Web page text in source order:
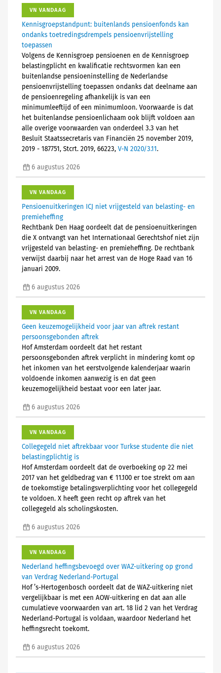
VN VANDAAG
Kennisgroepstandpunt: buitenlands pensioenfonds kan
ondanks toetredingsdrempels pensioenvrijstelling
toepassen
Volgens de Kennisgroep pensioenen en de Kennisgroep
belastingplicht en kwalificatie rechtsvormen kan een
buitenlandse pensioeninstelling de Nederlandse
pensioenvrijstelling toepassen ondanks dat deelname aan
de pensioenregeling afhankelijk is van een
minimumleeftijd of een minimumloon. Voorwaarde is dat
het buitenlandse pensioenlichaam ook blijft voldoen aan
alle overige voorwaarden van onderdeel 3.3 van het
Besluit Staatssecretaris van Financiën 25 november 2019,
2019 - 187751, Stcrt. 2019, 66223, V-N 2020/3.11.
6 augustus 2026
VN VANDAAG
Pensioenuitkeringen ICJ niet vrijgesteld van belasting- en
premieheffing
Rechtbank Den Haag oordeelt dat de pensioenuitkeringen
die X ontvangt van het Internationaal Gerechtshof niet zijn
vrijgesteld van belasting- en premieheffing. De rechtbank
verwijst daarbij naar het arrest van de Hoge Raad van 16
januari 2009.
6 augustus 2026
VN VANDAAG
Geen keuzemogelijkheid voor jaar van aftrek restant
persoonsgebonden aftrek
Hof Amsterdam oordeelt dat het restant
persoonsgebonden aftrek verplicht in mindering komt op
het inkomen van het eerstvolgende kalenderjaar waarin
voldoende inkomen aanwezig is en dat geen
keuzemogelijkheid bestaat voor een later jaar.
6 augustus 2026
VN VANDAAG
Collegegeld niet aftrekbaar voor Turkse studente die niet
belastingplichtig is
Hof Amsterdam oordeelt dat de overboeking op 22 mei
2017 van het geldbedrag van € 11.100 er toe strekt om aan
de toekomstige betalingsverplichting voor het collegegeld
te voldoen. X heeft geen recht op aftrek van het
collegegeld als scholingskosten.
6 augustus 2026
VN VANDAAG
Nederland heffingsbevoegd over WAZ-uitkering op grond
van Verdrag Nederland-Portugal
Hof ’s-Hertogenbosch oordeelt dat de WAZ-uitkering niet
vergelijkbaar is met een AOW-uitkering en dat aan alle
cumulatieve voorwaarden van art. 18 lid 2 van het Verdrag
Nederland-Portugal is voldaan, waardoor Nederland het
heffingsrecht toekomt.
6 augustus 2026